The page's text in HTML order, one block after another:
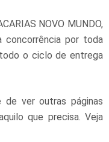
NOVO MUNDO,
concorrência por toda
o ciclo de entrega
de ver outras páginas
que precisa. Veja